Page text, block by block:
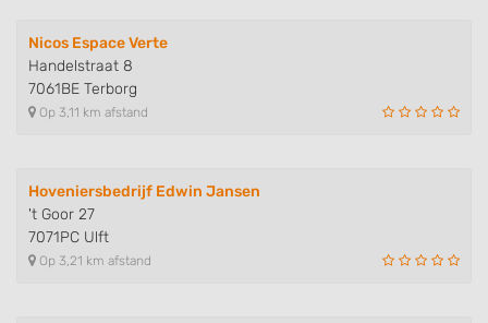
Nicos Espace Verte
Handelstraat 8
7061BE Terborg
Op 3,11 km afstand
Hoveniersbedrijf Edwin Jansen
't Goor 27
7071PC Ulft
Op 3,21 km afstand